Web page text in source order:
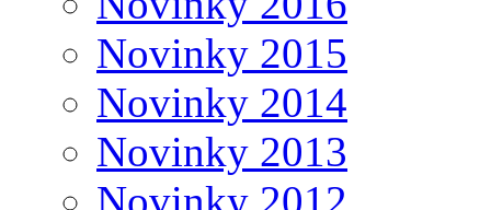
Novinky 2015
Novinky 2014
Novinky 2013
Novinky 2012